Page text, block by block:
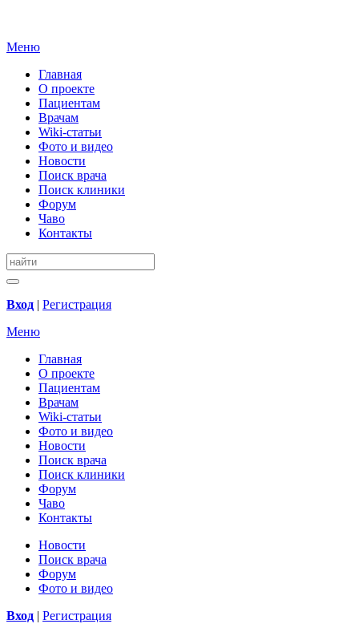
Меню
Главная
О проекте
Пациентам
Врачам
Wiki-статьи
Фото и видео
Новости
Поиск врача
Поиск клиники
Форум
Чаво
Контакты
Вход | Регистрация
Меню
Главная
О проекте
Пациентам
Врачам
Wiki-статьи
Фото и видео
Новости
Поиск врача
Поиск клиники
Форум
Чаво
Контакты
Новости
Поиск врача
Форум
Фото и видео
Вход | Регистрация